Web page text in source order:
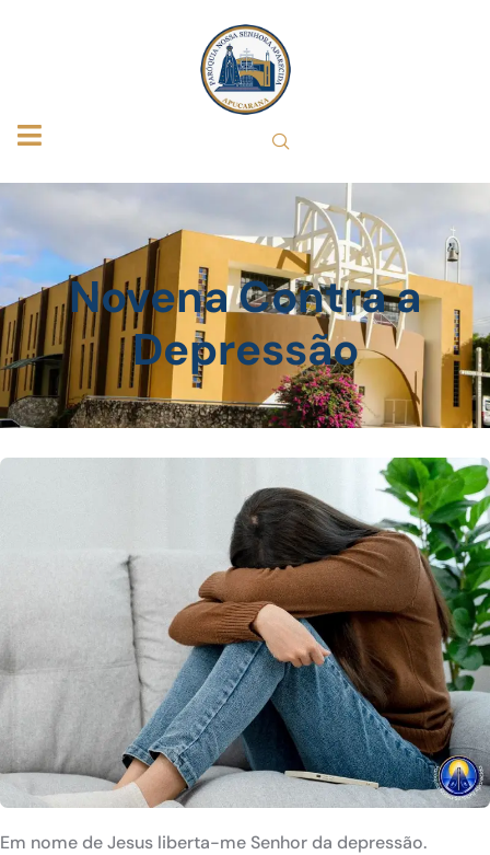
Novena Contra a
Depressão
Em nome de Jesus liberta-me Senhor da depressão.